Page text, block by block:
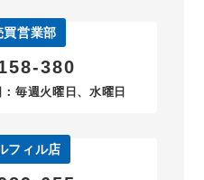
営業部
380
毎週火曜日、水曜日
フィル店